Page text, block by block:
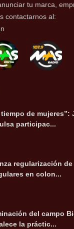
tu marca,
contactarnos al:
tiempo de mujeres”:
participac...
regularización
en colon...
del campo
la práctic...